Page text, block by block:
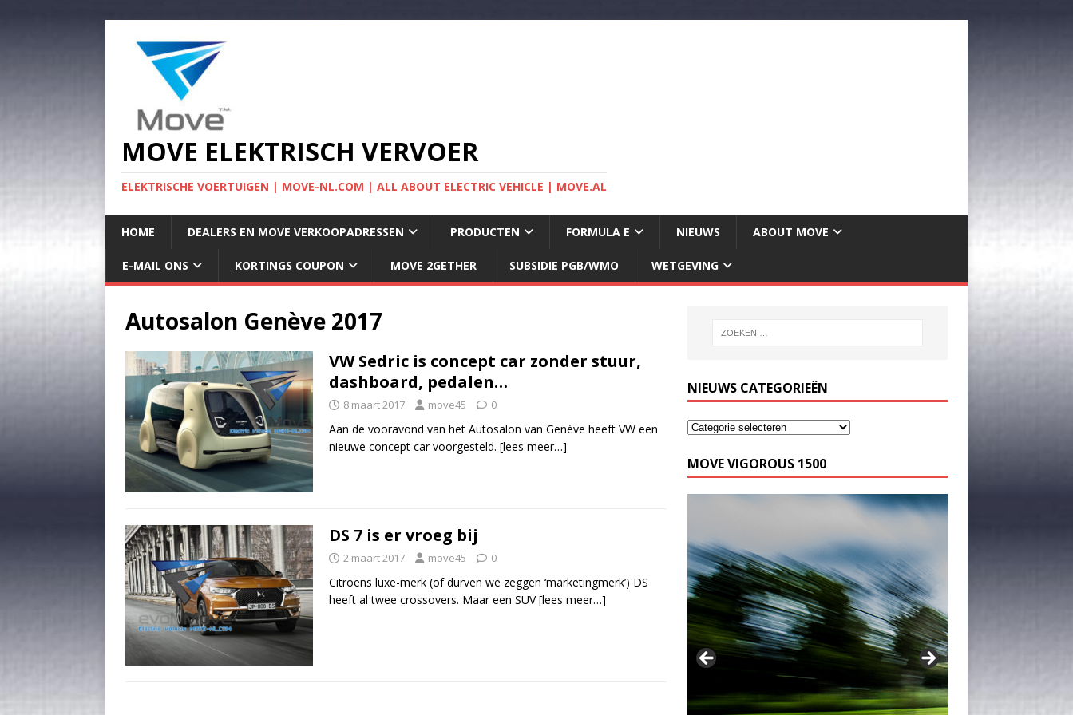
MOVE ELEKTRISCH VERVOER
ELEKTRISCHE VOERTUIGEN | MOVE-NL.COM | ALL ABOUT ELECTRIC VEHICLE | MOVE.AL
HOME DEALERS EN MOVE VERKOOPADRESSEN PRODUCTEN FORMULA E NIEUWS ABOUT MOVE
E-MAIL ONS KORTINGS COUPON MOVE 2GETHER SUBSIDIE PGB/WMO WETGEVING
Autosalon Genève 2017
VW Sedric is concept car zonder stuur,
dashboard, pedalen…
8 maart 2017 move45 0
Aan de vooravond van het Autosalon van Genève heeft VW een
nieuwe concept car voorgesteld. [lees meer…]
DS 7 is er vroeg bij
2 maart 2017 move45 0
Citroëns luxe-merk (of durven we zeggen ‘marketingmerk’) DS
heeft al twee crossovers. Maar een SUV[lees meer…]
NIEUWS CATEGORIEËN
MOVE VIGOROUS 1500